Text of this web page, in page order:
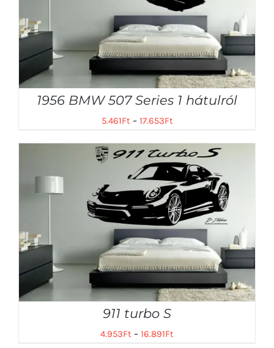
1956 BMW 507 Series 1 hátulról
5.461Ft– 17.653Ft
911 turbo S
4.953Ft – 16.891Ft